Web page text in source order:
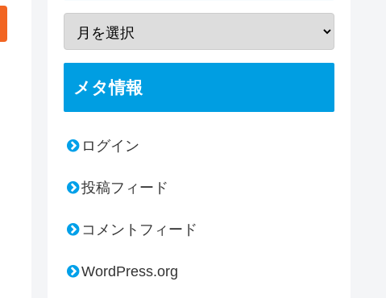
メタ情報
ログイン
投稿フィード
コメントフィード
WordPress.org